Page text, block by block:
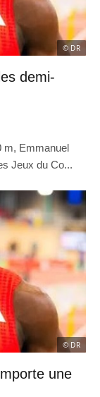
© DR
demi-
m, Emmanuel
Jeux du Co...
© DR
une